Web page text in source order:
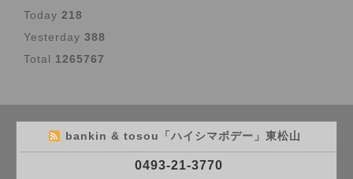
Today 218
Yesterday 388
Total 1265767
bankin & tosou「ハイシマボデー」東松山
0493-21-3770